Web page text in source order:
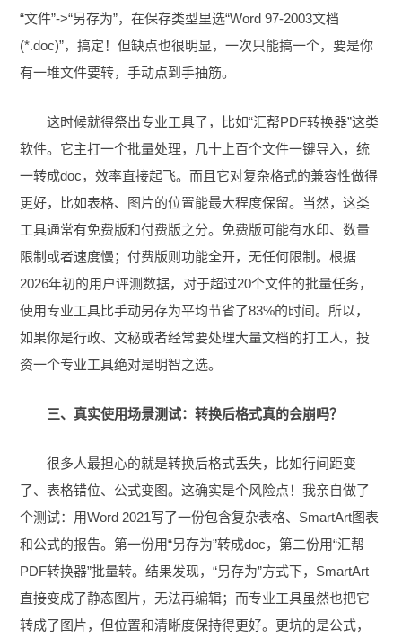
“文件”->“另存为”，在保存类型里选“Word 97-2003文档
(*.doc)”，搞定！但缺点也很明显，一次只能搞一个，要是你
有一堆文件要转，手动点到手抽筋。
这时候就得祭出专业工具了，比如“汇帮PDF转换器”这类
软件。它主打一个批量处理，几十上百个文件一键导入，统
一转成doc，效率直接起飞。而且它对复杂格式的兼容性做得
更好，比如表格、图片的位置能最大程度保留。当然，这类
工具通常有免费版和付费版之分。免费版可能有水印、数量
限制或者速度慢；付费版则功能全开，无任何限制。根据
2026年初的用户评测数据，对于超过20个文件的批量任务，
使用专业工具比手动另存为平均节省了83%的时间。所以，
如果你是行政、文秘或者经常要处理大量文档的打工人，投
资一个专业工具绝对是明智之选。
三、真实使用场景测试：转换后格式真的会崩吗？
很多人最担心的就是转换后格式丢失，比如行间距变
了、表格错位、公式变图。这确实是个风险点！我亲自做了
个测试：用Word 2021写了一份包含复杂表格、SmartArt图表
和公式的报告。第一份用“另存为”转成doc，第二份用“汇帮
PDF转换器”批量转。结果发现，“另存为”方式下，SmartArt
直接变成了静态图片，无法再编辑；而专业工具虽然也把它
转成了图片，但位置和清晰度保持得更好。更坑的是公式，